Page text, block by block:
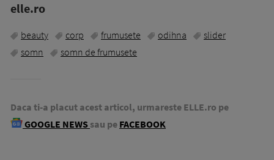
elle.ro
beauty corp frumusete odihna
slider
somn
somn de frumusete
Daca ti-a placut acest articol, urmareste ELLE.ro pe
GOOGLE NEWS sau pe FACEBOOK